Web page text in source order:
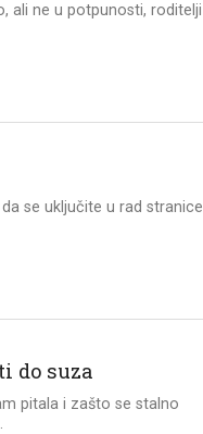
ali ne u potpunosti, roditelji
se uključite u rad stranice
do suza
pitala i zašto se stalno